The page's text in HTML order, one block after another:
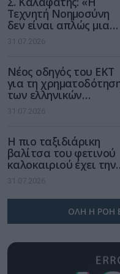
Τεχνητή Νοημοσύνη
δεν είναι απλώς μια
νέα τεχνολογία, είναι
μια νέα βιομηχανική
31.07.2026
Νέος οδηγός του ΕΚΤ
για τη
των ελληνικών
επιχειρήσεων στον
χώρο της άμυνας
31.07.2026
Η πιο ταξιδιάρικη
βαλίτσα του φετινού
καλοκαιριού έχει την
υπογραφή της Xiaomi
31.07.2026
ΟΛΗ Η ΡΟΗ